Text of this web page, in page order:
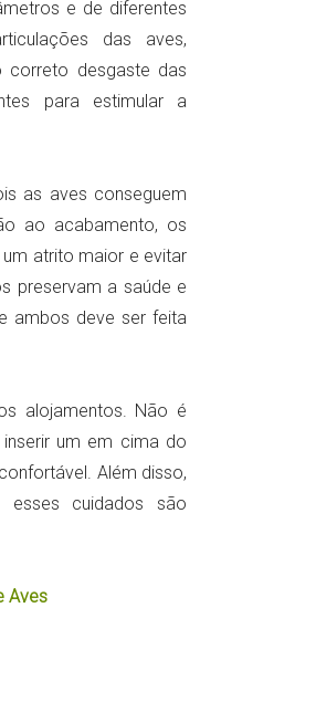
e de diferentes
das aves,
correto desgaste das
para estimular a
as aves conseguem
ao acabamento, os
atrito maior e evitar
preservam a saúde e
ambos deve ser feita
alojamentos. Não é
um em cima do
Além disso,
esses cuidados são
Aves